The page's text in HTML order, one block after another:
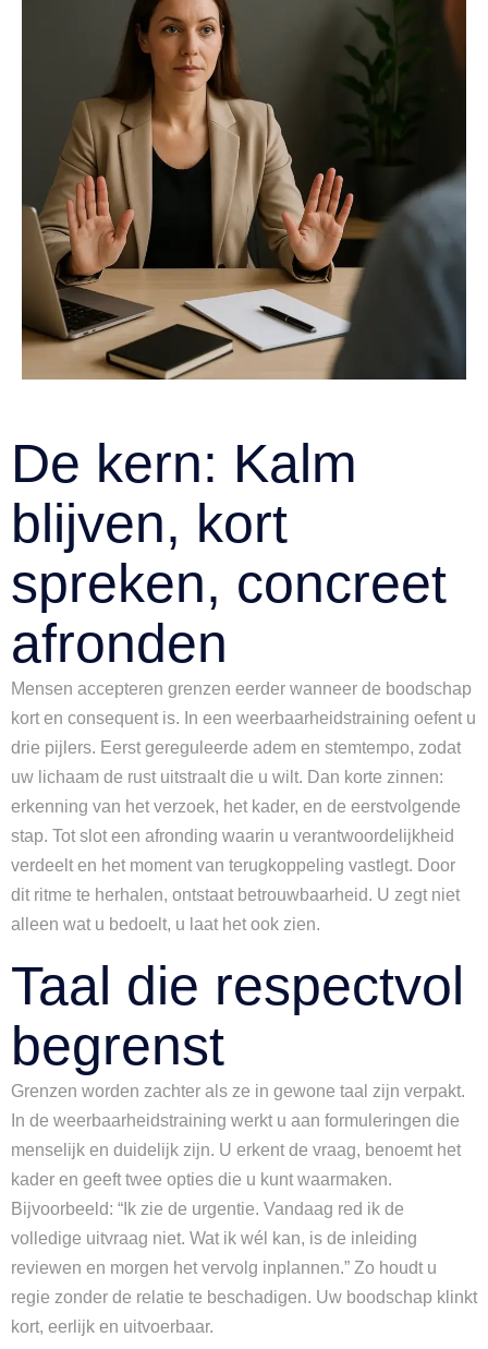
De kern: Kalm
blijven, kort
spreken, concreet
afronden
Mensen accepteren grenzen eerder wanneer de boodschap
kort en consequent is. In een weerbaarheidstraining oefent u
drie pijlers. Eerst gereguleerde adem en stemtempo, zodat
uw lichaam de rust uitstraalt die u wilt. Dan korte zinnen:
erkenning van het verzoek, het kader, en de eerstvolgende
stap. Tot slot een afronding waarin u verantwoordelijkheid
verdeelt en het moment van terugkoppeling vastlegt. Door
dit ritme te herhalen, ontstaat betrouwbaarheid. U zegt niet
alleen wat u bedoelt, u laat het ook zien.
Taal die respectvol
begrenst
Grenzen worden zachter als ze in gewone taal zijn verpakt.
In de weerbaarheidstraining werkt u aan formuleringen die
menselijk en duidelijk zijn. U erkent de vraag, benoemt het
kader en geeft twee opties die u kunt waarmaken.
Bijvoorbeeld: “Ik zie de urgentie. Vandaag red ik de
volledige uitvraag niet. Wat ik wél kan, is de inleiding
reviewen en morgen het vervolg inplannen.” Zo houdt u
regie zonder de relatie te beschadigen. Uw boodschap klinkt
kort, eerlijk en uitvoerbaar.